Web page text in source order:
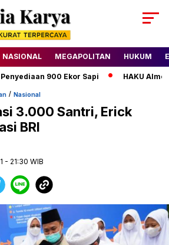
NASIONAL MEGAPOLITAN HUKUM
900 Ekor Sapi HAKU Almond
/ Nasional
3.000 Santri, Erick
BRI
- 21:30 WIB